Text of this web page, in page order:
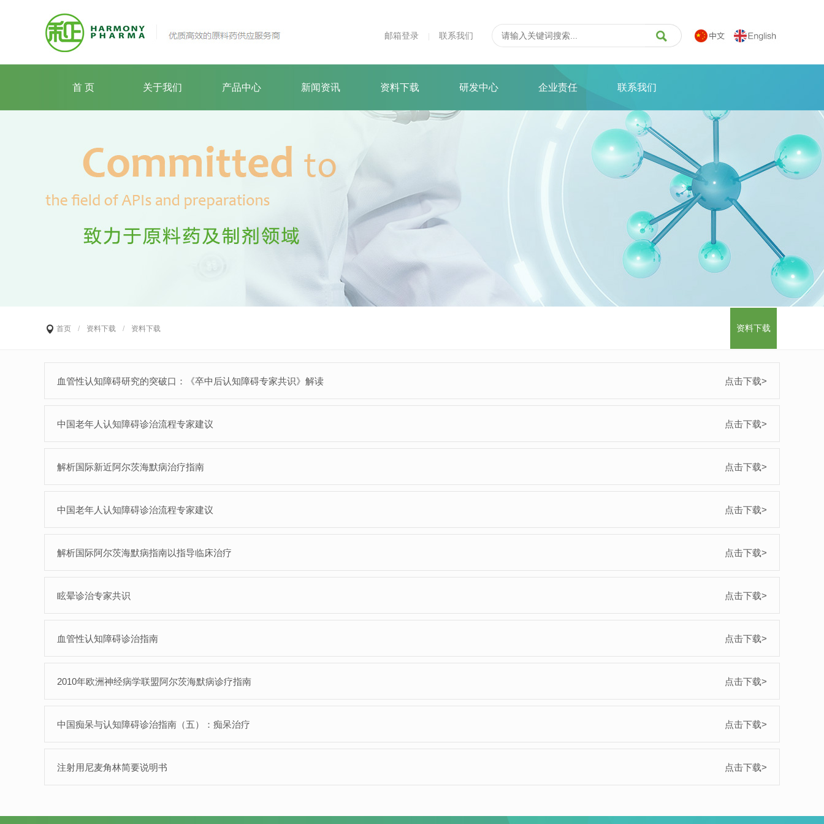
邮箱登录 联系我们
首 页 关于我们 产品中心 新闻资讯 资料下载 研发中心 企业责任 联系我们
首页 / 资料下载 / 资料下载 资料下载
点击下载>
血管性认知障碍研究的突破口：《卒中后认知障碍专家共识》解读
点击下载>
中国老年人认知障碍诊治流程专家建议
点击下载>
解析国际新近阿尔茨海默病治疗指南
点击下载>
中国老年人认知障碍诊治流程专家建议
点击下载>
解析国际阿尔茨海默病指南以指导临床治疗
点击下载>
眩晕诊治专家共识
点击下载>
血管性认知障碍诊治指南
点击下载>
2010年欧洲神经病学联盟阿尔茨海默病诊疗指南
点击下载>
中国痴呆与认知障碍诊治指南（五）：痴呆治疗
点击下载>
注射用尼麦角林简要说明书